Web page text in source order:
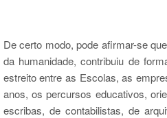
De certo modo, pode afirmar-se
da humanidade, contribuiu de
estreito entre as Escolas, as
anos, os percursos educativos,
escribas, de contabilistas, de